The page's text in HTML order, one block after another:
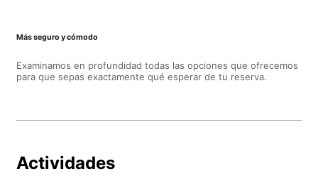
Más seguro y cómodo
Examinamos en profundidad todas las opciones que ofrecemos
para que sepas exactamente qué esperar de tu reserva.
Actividades